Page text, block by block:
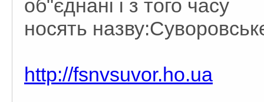
об"єднані і з того часу
носять
http://fsnvsuvor.ho.ua